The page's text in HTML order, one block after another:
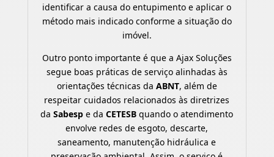
identificar a causa do entupimento e aplicar o
método mais indicado conforme a situação do
imóvel.
Outro ponto importante é que a Ajax Soluções
segue boas práticas de serviço alinhadas às
orientações técnicas da ABNT, além de
respeitar cuidados relacionados às diretrizes
daSabesp e daCETESB quando o atendimento
envolve redes de esgoto, descarte,
saneamento, manutenção hidráulica e